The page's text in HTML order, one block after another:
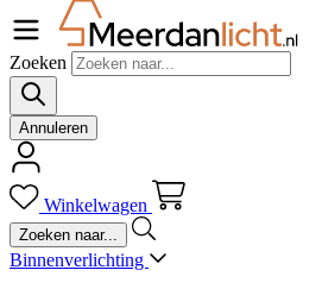
Zoeken
Annuleren
Winkelwagen
Binnenverlichting